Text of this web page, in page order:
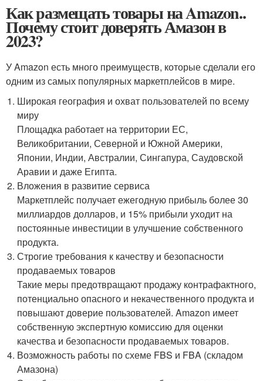
Как размещать товары на Amazon..
Почему стоит доверять Амазон в
2023?
У Amazon есть много преимуществ, которые сделали его
одним из самых популярных маркетплейсов в мире.
Широкая география и охват пользователей по всему
миру
Площадка работает на территории ЕС,
Великобритании, Северной и Южной Америки,
Японии, Индии, Австралии, Сингапура, Саудовской
Аравии и даже Египта.
Вложения в развитие сервиса
Маркетплейс получает ежегодную прибыль более 30
миллиардов долларов, и 15% прибыли уходит на
постоянные инвестиции в улучшение собственного
продукта.
Строгие требования к качеству и безопасности
продаваемых товаров
Такие меры предотвращают продажу контрафактного,
потенциально опасного и некачественного продукта и
повышают доверие пользователей. Amazon имеет
собственную экспертную комиссию для оценки
качества и безопасности продаваемых товаров.
Возможность работы по схеме FBS и FBA (складом
Амазона)